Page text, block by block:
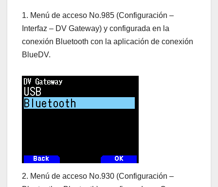
1. Menú de acceso No.985 (Configuración –
Interfaz – DV Gateway) y configurada en la
conexión Bluetooth con la aplicación de conexión
BlueDV.
2. Menú de acceso No.930 (Configuración –